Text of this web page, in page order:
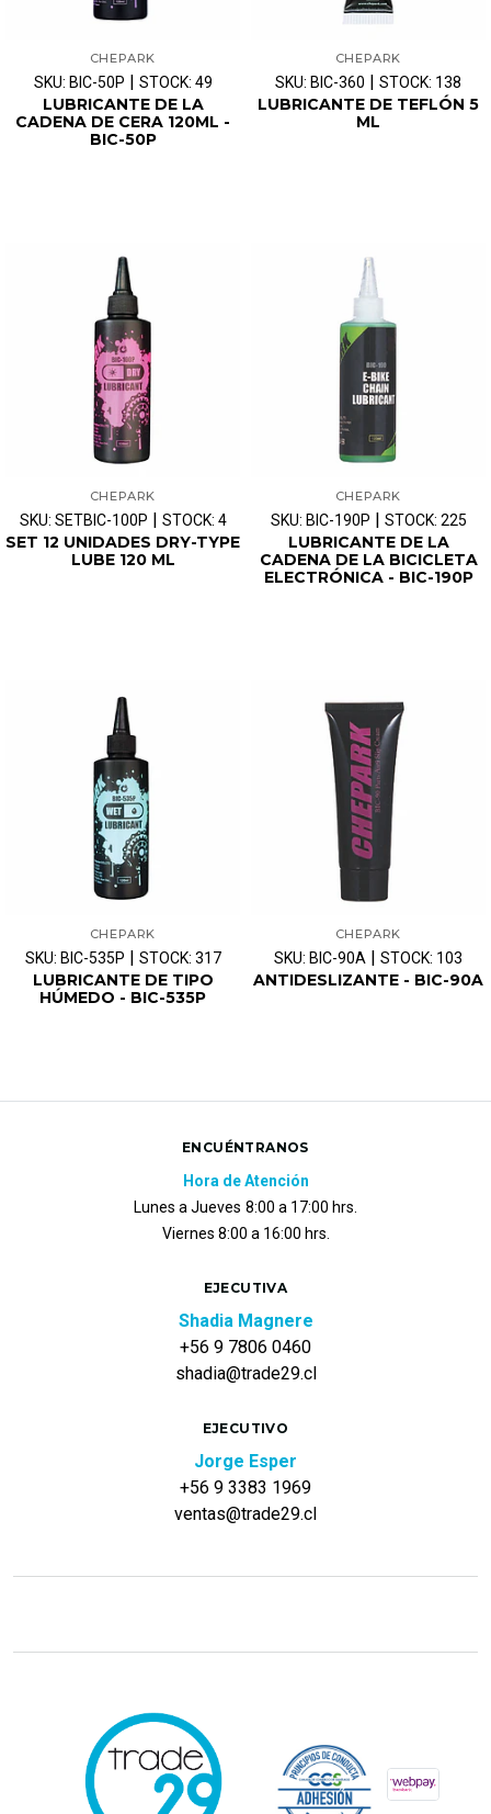
CHEPARK
SKU: BIC-50P | STOCK: 49
LUBRICANTE DE LA
CADENA DE CERA 120ML -
BIC-50P
CHEPARK
SKU: BIC-360 | STOCK: 138
LUBRICANTE DE TEFLÓN 5
ML
CHEPARK
SKU: SETBIC-100P | STOCK: 4
SET 12 UNIDADES DRY-TYPE
LUBE 120 ML
CHEPARK
SKU: BIC-190P | STOCK: 225
LUBRICANTE DE LA
CADENA DE LA BICICLETA
ELECTRÓNICA - BIC-190P
CHEPARK
SKU: BIC-535P | STOCK: 317
LUBRICANTE DE TIPO
HÚMEDO - BIC-535P
CHEPARK
SKU: BIC-90A | STOCK: 103
ANTIDESLIZANTE - BIC-90A
ENCUÉNTRANOS
Hora de Atención
Lunes a Jueves 8:00 a 17:00 hrs.
Viernes 8:00 a 16:00 hrs.
EJECUTIVA
Shadia Magnere
+56 9 7806 0460
shadia@trade29.cl
EJECUTIVO
Jorge Esper
+56 9 3383 1969
ventas@trade29.cl